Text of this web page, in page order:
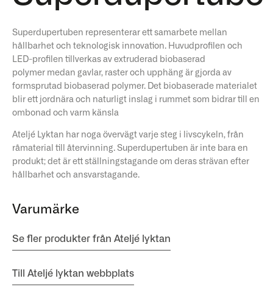
Superdupertuben representerar ett samarbete mellan
hållbarhet och teknologisk innovation. Huvudprofilen och
LED-profilen tillverkas av extruderad biobaserad
polymer medan gavlar, raster och upphäng är gjorda av
formsprutad biobaserad polymer. Det biobaserade materialet
blir ett jordnära och naturligt inslag i rummet som bidrar till en
ombonad och varm känsla
Ateljé Lyktan har noga övervägt varje steg i livscykeln, från
råmaterial till återvinning. Superdupertuben är inte bara en
produkt; det är ett ställningstagande om deras strävan efter
hållbarhet och ansvarstagande.
Varumärke
Se fler produkter från Ateljé lyktan
Till Ateljé lyktan webbplats